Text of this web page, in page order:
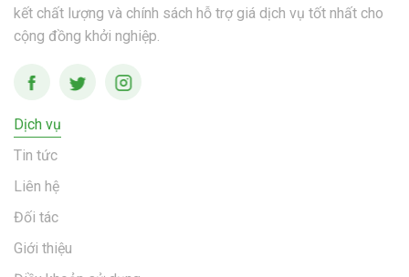
kết chất lượng và chính sách hỗ trợ giá dịch vụ tốt nhất cho
cộng đồng khởi nghiệp.
Dịch vụ
Tin tức
Liên hệ
Đối tác
Giới thiệu